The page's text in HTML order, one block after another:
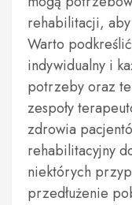
rehabilitacji, aby
Warto
indywidualny i
potrzeby oraz
zespoły
zdrowia
rehabilitacyjny
niektórych
przedłużenie